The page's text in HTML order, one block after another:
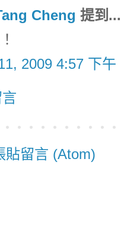
Cheng 提到...
2009 4:57 下午
貼留言 (Atom)